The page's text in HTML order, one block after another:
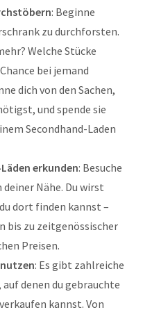
: Beginne
zu durchforsten.
Welche Stücke
bei jemand
dich von den Sachen,
und spende sie
Secondhand-Laden
erkunden: Besuche
Nähe. Du wirst
dort finden kannst –
bis zu zeitgenössischer
Preisen.
: Es gibt zahlreiche
denen du gebrauchte
kannst. Von